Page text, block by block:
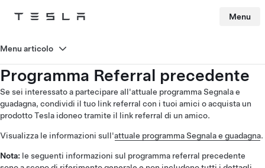
Tesla Menu
Programma Referral precedente
Se sei interessato a partecipare all'attuale programma Segnala e
guadagna, condividi il tuo link referral con i tuoi amici o acquista un
prodotto Tesla idoneo tramite il link referral di un amico.
Visualizza le informazioni sull'attuale programma Segnala e guadagna.
Nota: le seguenti informazioni sul programma referral precedente
Menu articolo